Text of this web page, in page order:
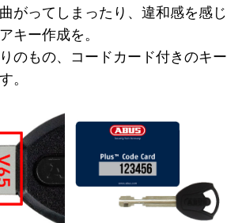
がってしまったり、違和感を感じ
キー作成を。
のもの、コードカード付きのキー
。